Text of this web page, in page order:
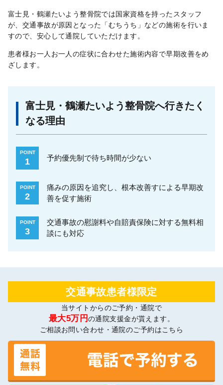
富士見・鶴瀬たいよう整骨院では国家資格を持ったスタッフ
が、交通事故が原因となった「むちうち」などの施術を行いま
すので、安心して通院していただけます。
患者様お一人お一人の症状に合わせた施術内容で早期改善をめ
ざします。
富士見・鶴瀬たいよう整骨院へ行きたく
なる理由
POINT
1 予約優先制で待ち時間が少ない
POINT
2
痛みの原因を追究し、根本改善すによる早期改
善を促す施術
POINT
3
交通事故の慰謝料や自賠責保険に対する無料相
談にも対応
交通事故患者様限定
当サイトからのご予約・通院で
最大5万円の通院支援金が貰えます。
ご相談お問い合わせ・通院のご予約はこちら